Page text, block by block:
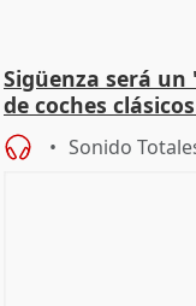
Sigüenza será
de coches
Sonido